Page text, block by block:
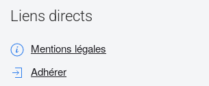
Liens directs
Mentions légales
Adhérer